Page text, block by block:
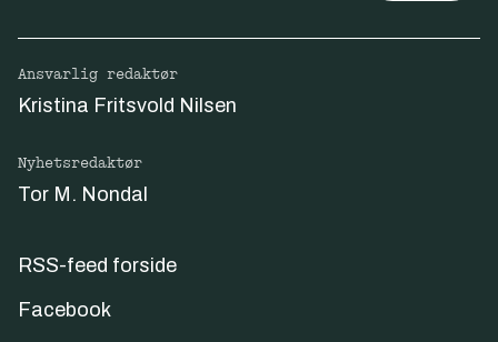
Ansvarlig redaktør
Kristina Fritsvold Nilsen
Nyhetsredaktør
Tor M. Nondal
RSS-feed forside
Facebook